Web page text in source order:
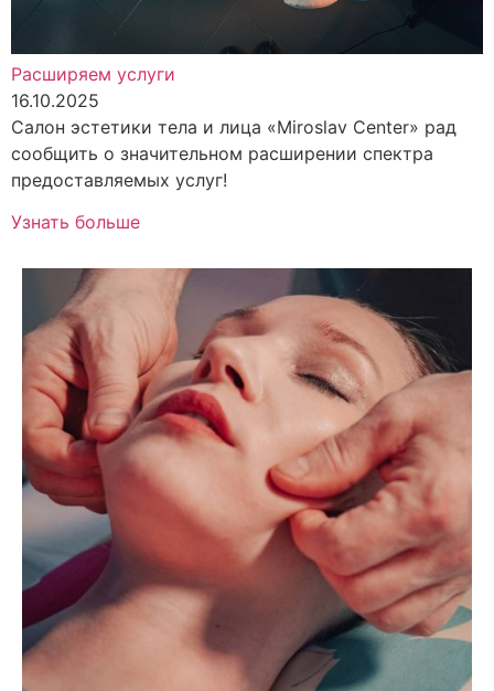
Расширяем услуги
16.10.2025
Салон эстетики тела и лица «Miroslav Center» рад
сообщить о значительном расширении спектра
предоставляемых услуг!
Узнать больше